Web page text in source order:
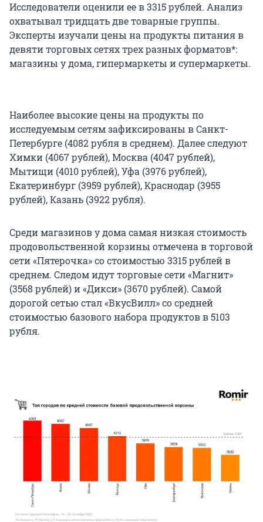
Исследователи оценили ее в 3315 рублей. Анализ
охватывал тридцать две товарные группы.
Эксперты изучали цены на продукты питания в
девяти торговых сетях трех разных форматов*:
магазины у дома, гипермаркеты и супермаркеты.
Наиболее высокие цены на продукты по
исследуемым сетям зафиксированы в Санкт-
Петербурге (4082 рубля в среднем). Далее следуют
Химки (4067 рублей), Москва (4047 рублей),
Мытищи (4010 рублей), Уфа (3976 рублей),
Екатеринбург (3959 рублей), Краснодар (3955
рублей), Казань (3922 рубля).
Среди магазинов у дома самая низкая стоимость
продовольственной корзины отмечена в торговой
сети «Пятерочка» со стоимостью 3315 рублей в
среднем. Следом идут торговые сети «Магнит»
(3568 рублей) и «Дикси» (3670 рублей). Самой
дорогой сетью стал «ВкусВилл» со средней
стоимостью базового набора продуктов в 5103
рубля.